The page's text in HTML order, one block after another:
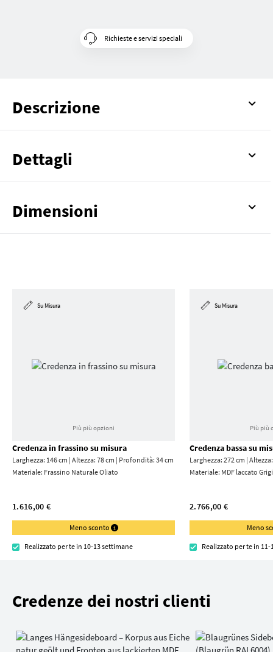
Richieste e servizi speciali
Descrizione
Dettagli
Dimensioni
Su Misura
Più più opzioni
Credenza in frassino su misura
Larghezza: 146 cm | Altezza: 78 cm | Profondità: 34 cm
Materiale: Frassino Naturale Oliato
1.616,00 €
Meno sconto
Realizzato per te in 10-13 settimane
Su Misura
Più più
Credenza bassa su
Larghezza: 272 cm |
Materiale: MDF laccato
2.766,00 €
Meno
Realizzato per te in
Credenze dei nostri clienti